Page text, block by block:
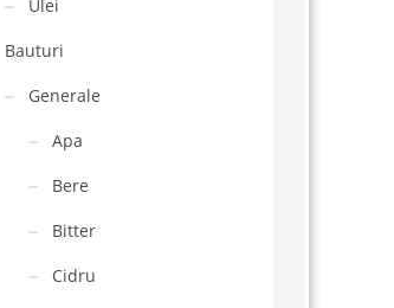
Ulei
Bauturi
Generale
Apa
Bere
Bitter
Cidru